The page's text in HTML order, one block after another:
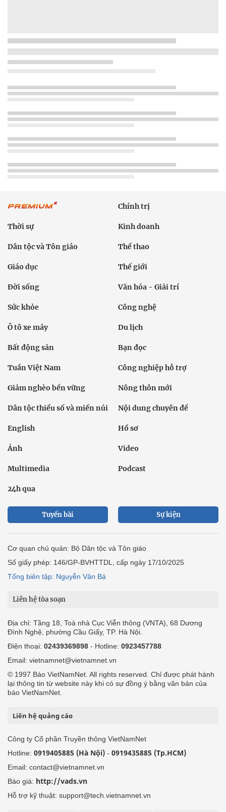
Chính trị
Thời sự Kinh doanh
Dân tộc và Tôn giáo Thể thao
Giáo dục Thế giới
Đời sống Văn hóa - Giải trí
Sức khỏe Công nghệ
Ô tô xe máy Du lịch
Bất động sản Bạn đọc
Tuần Việt Nam Công nghiệp hỗ trợ
Giảm nghèo bền vững Nông thôn mới
Dân tộc thiểu số và miền núi Nội dung chuyên đề
English Hồ sơ
Ảnh Video
Multimedia Podcast
24h qua
Tuyến bài Sự kiện
Cơ quan chủ quản: Bộ Dân tộc và Tôn giáo
Số giấy phép: 146/GP-BVHTTDL, cấp ngày 17/10/2025
Tổng biên tập: Nguyễn Văn Bá
Liên hệ tòa soạn
Địa chỉ: Tầng 18, Toà nhà Cục Viễn thông (VNTA), 68 Dương
Đình Nghệ, phường Cầu Giấy, TP. Hà Nội.
Điện thoại: 02439369898 - Hotline: 0923457788
Email: vietnamnet@vietnamnet.vn
© 1997 Báo VietNamNet. All rights reserved. Chỉ được phát hành
lại thông tin từ website này khi có sự đồng ý bằng văn bản của
báo VietNamNet.
Liên hệ quảng cáo
Công ty Cổ phần Truyền thông VietNamNet
Hotline: 0919405885 (Hà Nội) - 0919435885 (Tp.HCM)
Email: contact@vietnamnet.vn
Báo giá: http://vads.vn
Hỗ trợ kỹ thuật: support@tech.vietnamnet.vn